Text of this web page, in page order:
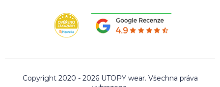
Copyright 2020 - 2026 UTOPY wear. Všechna práva